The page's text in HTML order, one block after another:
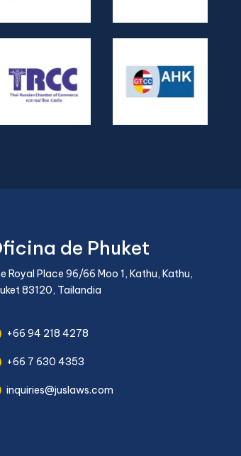
de Phuket
Royal Place 96/66 Moo 1, Kathu, Kathu,
83120, Tailandia
+66 94 218 4278
+66 7 630 4353
inquiries@juslaws.com